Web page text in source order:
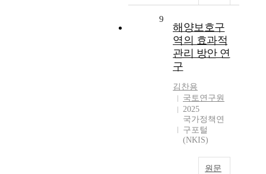
9
해양보호구
역의 효과적
관리 방안 연
구
김찬용
국토연구원
2025
국가정책연
구포털
(NKIS)
원문